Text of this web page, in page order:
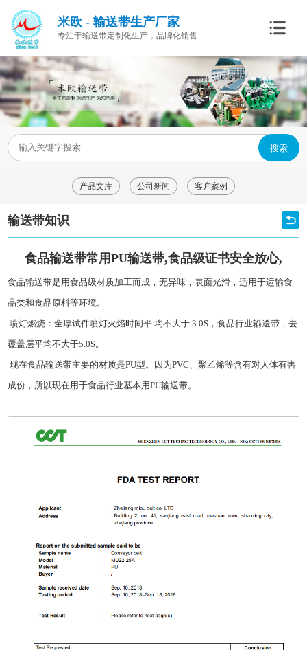
米欧 - 输送带生产厂家
专注于输送带定制化生产，品牌化销售
搜索
产品文库 公司新闻 客户案例
输送带知识
食品输送带常用PU输送带,食品级证书安全放心,
食品输送带是用食品级材质加工而成，无异味，表面光滑，适用于运输食
品类和食品原料等环境。
喷灯燃烧：全厚试件喷灯火焰时间平 均不大于 3.0S，食品行业输送带，去
覆盖层平均不大于5.0S。
现在食品输送带主要的材质是PU型。因为PVC、聚乙烯等含有对人体有害
成份，所以现在用于食品行业基本用PU输送带。